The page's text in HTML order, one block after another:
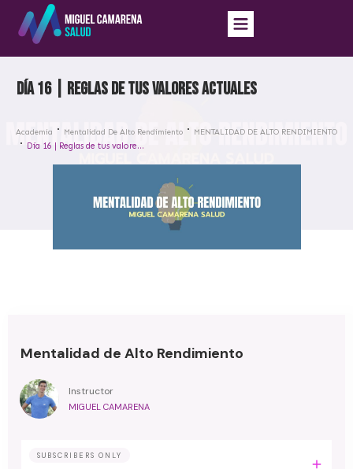
Día 16 | Reglas de tus valores actuales
Academia Mentalidad De Alto Rendimiento MENTALIDAD DE ALTO RENDIMIENTO
Día 16 | Reglas de tus valores actuales
Mentalidad de Alto Rendimiento
Instructor
MIGUEL CAMARENA
SUBSCRIBERS ONLY